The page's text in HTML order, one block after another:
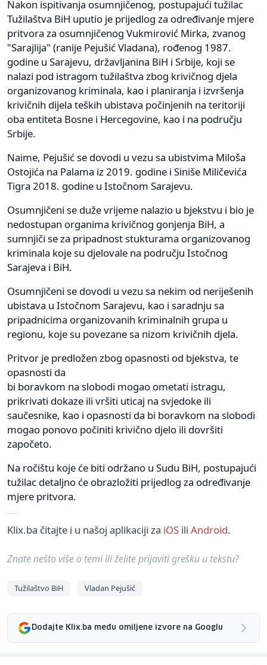
Nakon ispitivanja osumnjičenog, postupajući tužilac
Tužilaštva BiH uputio je prijedlog za određivanje mjere
pritvora za osumnjičenog Vukmirović Mirka, zvanog
"Sarajlija" (ranije Pejušić Vladana), rođenog 1987.
godine u Sarajevu, državljanina BiH i Srbije, koji se
nalazi pod istragom tužilaštva zbog krivičnog djela
organizovanog kriminala, kao i planiranja i izvršenja
krivičnih dijela teških ubistava počinjenih na teritoriji
oba entiteta Bosne i Hercegovine, kao i na području
Srbije.
Naime, Pejušić se dovodi u vezu sa ubistvima Miloša
Ostojića na Palama iz 2019. godine i Siniše Miličevića
Tigra 2018. godine u Istočnom Sarajevu.
Osumnjičeni se duže vrijeme nalazio u bjekstvu i bio je
nedostupan organima krivičnog gonjenja BiH, a
sumnjiči se za pripadnost stukturama organizovanog
kriminala koje su djelovale na području Istočnog
Sarajeva i BiH.
Osumnjičeni se dovodi u vezu sa nekim od neriješenih
ubistava u Istočnom Sarajevu, kao i saradnju sa
pripadnicima organizovanih kriminalnih grupa u
regionu, koje su povezane sa nizom krivičnih djela.
Pritvor je predložen zbog opasnosti od bjekstva, te
opasnosti da
bi boravkom na slobodi mogao ometati istragu,
prikrivati dokaze ili vršiti uticaj na svjedoke ili
saučesnike, kao i opasnosti da bi boravkom na slobodi
mogao ponovo počiniti krivično djelo ili dovršiti
započeto.
Na ročištu koje će biti održano u Sudu BiH, postupajući
tužilac detaljno će obrazložiti prijedlog za određivanje
mjere pritvora.
Klix.ba čitajte i u našoj aplikaciji za iOS ili Android.
Znate nešto više o temi ili želite prijaviti grešku u tekstu?
Tužilaštvo BiH Vladan Pejušić
Dodajte Klix.ba među omiljene izvore na Googlu